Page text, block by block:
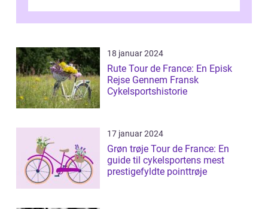
18 januar 2024
Rute Tour de France: En Episk
Rejse Gennem Fransk
Cykelsportshistorie
17 januar 2024
Grøn trøje Tour de France: En
guide til cykelsportens mest
prestigefyldte pointtrøje